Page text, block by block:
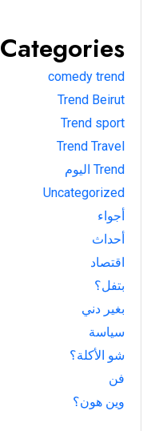
Categories
comedy trend
Trend Beirut
Trend sport
Trend Travel
Trend اليوم
Uncategorized
أجواء
أحداث
اقتصاد
بتفل؟
بغير دني
سياسة
شو الأكلة؟
فن
وين هون؟